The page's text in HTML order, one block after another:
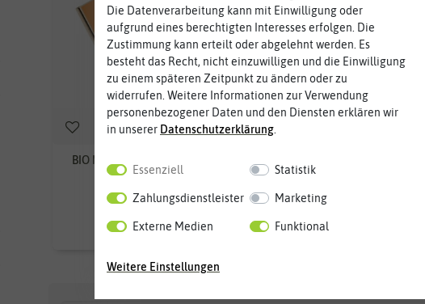
BIO Nachfüllpaket Senf [MHD
12/2024]
Greens" [MHD 12/2024]
Die Datenverarbeitung kann mit Einwilligung oder
aufgrund eines berechtigten Interesses erfolgen. Die
Zustimmung kann erteilt oder abgelehnt werden. Es
besteht das Recht, nicht einzuwilligen und die Einwilligung
zu einem späteren Zeitpunkt zu ändern oder zu
widerrufen. Weitere Informationen zur Verwendung
personenbezogener Daten und den Diensten erklären wir
in unserer Daten­schutz­erklärung
Essenziell Statistik
Zahlungsdienstleister Marketing
Externe Medien Funktional
Weitere Einstellungen